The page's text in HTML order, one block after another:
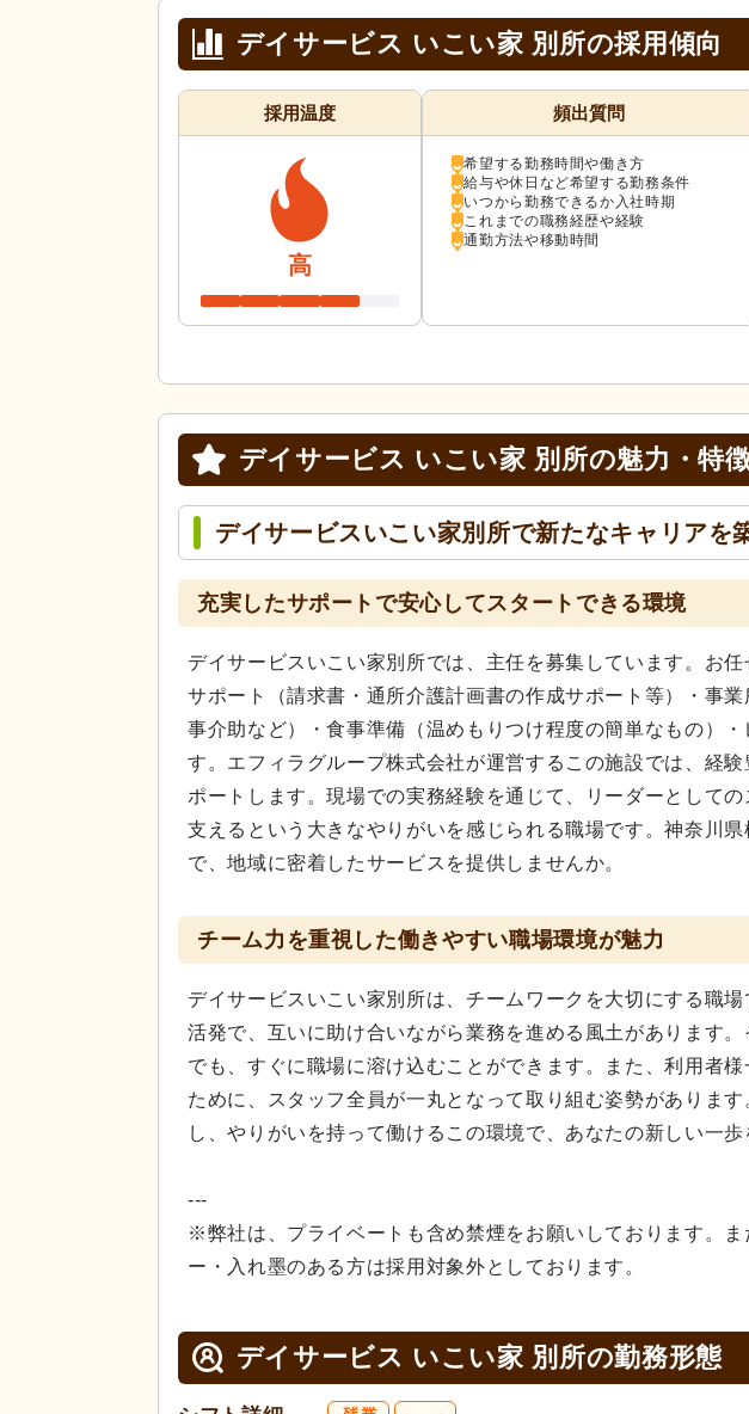
デイサービス いこい家 別所の採用傾向
採用温度
高
頻出質問
希望する勤務時間や働き方
給与や休日など希望する勤務条件
いつから勤務できるか入社時期
これまでの職務経歴や経験
通勤方法や移動時間
デイサービス いこい家 別所の魅力・特
デイサービスいこい家別所で新たなキャリアを
充実したサポートで安心してスタートできる環境
デイサービスいこい家別所では、主任を募集しています。お
サポート（請求書・通所介護計画書の作成サポート等）・事
事介助など）・食事準備（温めもりつけ程度の簡単なもの）
す。エフィラグループ株式会社が運営するこの施設では、経
ポートします。現場での実務経験を通じて、リーダーとして
支えるという大きなやりがいを感じられる職場です。神奈川
で、地域に密着したサービスを提供しませんか。
チーム力を重視した働きやすい職場環境が魅力
デイサービスいこい家別所は、チームワークを大切にする職
活発で、互いに助け合いながら業務を進める風土があります
でも、すぐに職場に溶け込むことができます。また、利用者
ために、スタッフ全員が一丸となって取り組む姿勢がありま
し、やりがいを持って働けるこの環境で、あなたの新しい一歩
---
※弊社は、プライベートも含め禁煙をお願いしております。
ー・入れ墨のある方は採用対象外としております。
デイサービス いこい家 別所の勤務形態